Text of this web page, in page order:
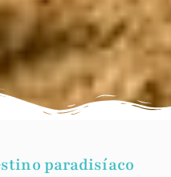
paradisíaco